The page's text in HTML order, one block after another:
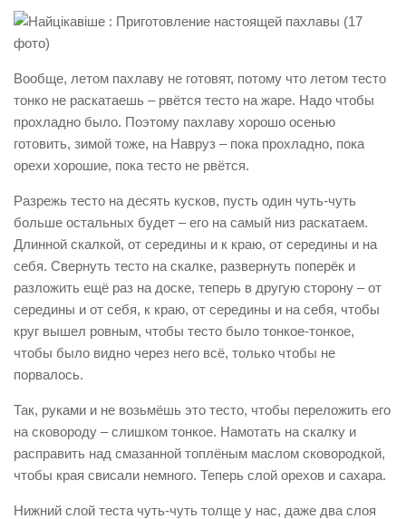
Вообще, летом пахлаву не готовят, потому что летом тесто
тонко не раскатаешь – рвётся тесто на жаре. Надо чтобы
прохладно было. Поэтому пахлаву хорошо осенью
готовить, зимой тоже, на Навруз – пока прохладно, пока
орехи хорошие, пока тесто не рвётся.
Разрежь тесто на десять кусков, пусть один чуть-чуть
больше остальных будет – его на самый низ раскатаем.
Длинной скалкой, от середины и к краю, от середины и на
себя. Свернуть тесто на скалке, развернуть поперёк и
разложить ещё раз на доске, теперь в другую сторону – от
середины и от себя, к краю, от середины и на себя, чтобы
круг вышел ровным, чтобы тесто было тонкое-тонкое,
чтобы было видно через него всё, только чтобы не
порвалось.
Так, руками и не возьмёшь это тесто, чтобы переложить его
на сковороду – слишком тонкое. Намотать на скалку и
расправить над смазанной топлёным маслом сковородкой,
чтобы края свисали немного. Теперь слой орехов и сахара.
Нижний слой теста чуть-чуть толще у нас, даже два слоя